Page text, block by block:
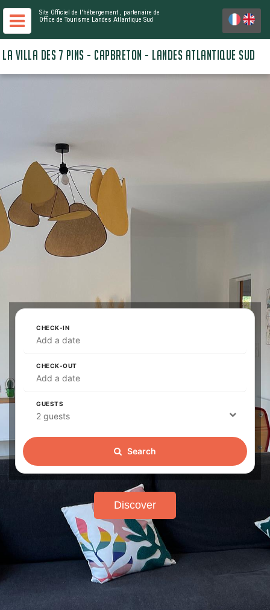
Site Officiel de l'hébergement , partenaire de
Office de Tourisme Landes Atlantique Sud
LA VILLA DES 7 PINS - CAPBRETON - LANDES ATLANTIQUE SUD
CHECK-IN
Add a date
CHECK-OUT
Add a date
GUESTS
2 guests
Search
Discover